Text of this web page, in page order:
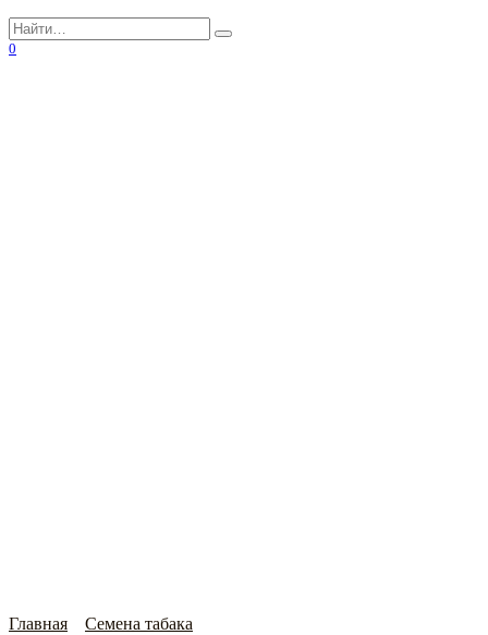
Search
for:
0
Главная Семена табака